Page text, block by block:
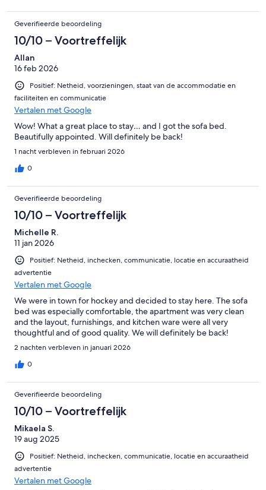
Geverifieerde beoordeling
10/10 – Voortreffelijk
Allan
16 feb 2026
Positief: Netheid, voorzieningen, staat van de accommodatie en
faciliteiten en communicatie
Vertalen met Google
Wow! What a great place to stay… and I got the sofa bed.
Beautifully appointed. Will definitely be back!
1 nacht verbleven in februari 2026
0
Geverifieerde beoordeling
10/10 – Voortreffelijk
Michelle R.
11 jan 2026
Positief: Netheid, inchecken, communicatie, locatie en accuraatheid
advertentie
Vertalen met Google
We were in town for hockey and decided to stay here. The sofa
bed was especially comfortable, the apartment was very clean
and the layout, furnishings, and kitchen ware were all very
thoughtful and of good quality. We will definitely be back!
2 nachten verbleven in januari 2026
0
Geverifieerde beoordeling
10/10 – Voortreffelijk
Mikaela S.
19 aug 2025
Positief: Netheid, inchecken, communicatie, locatie en accuraatheid
advertentie
Vertalen met Google